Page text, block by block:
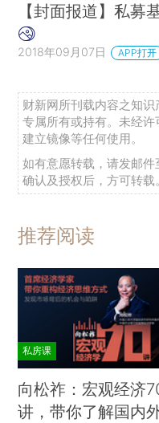
【封面报道】私募
2018年09月07日 APP打开
财新网所刊载内容之知
专属所有或持有。未经
建立镜像等任何使用。
如有意愿转载，请发邮件
确认及授权后，方可转载。
推荐阅读
私房课
向松祚：宏观经济
讲，带你了解国内